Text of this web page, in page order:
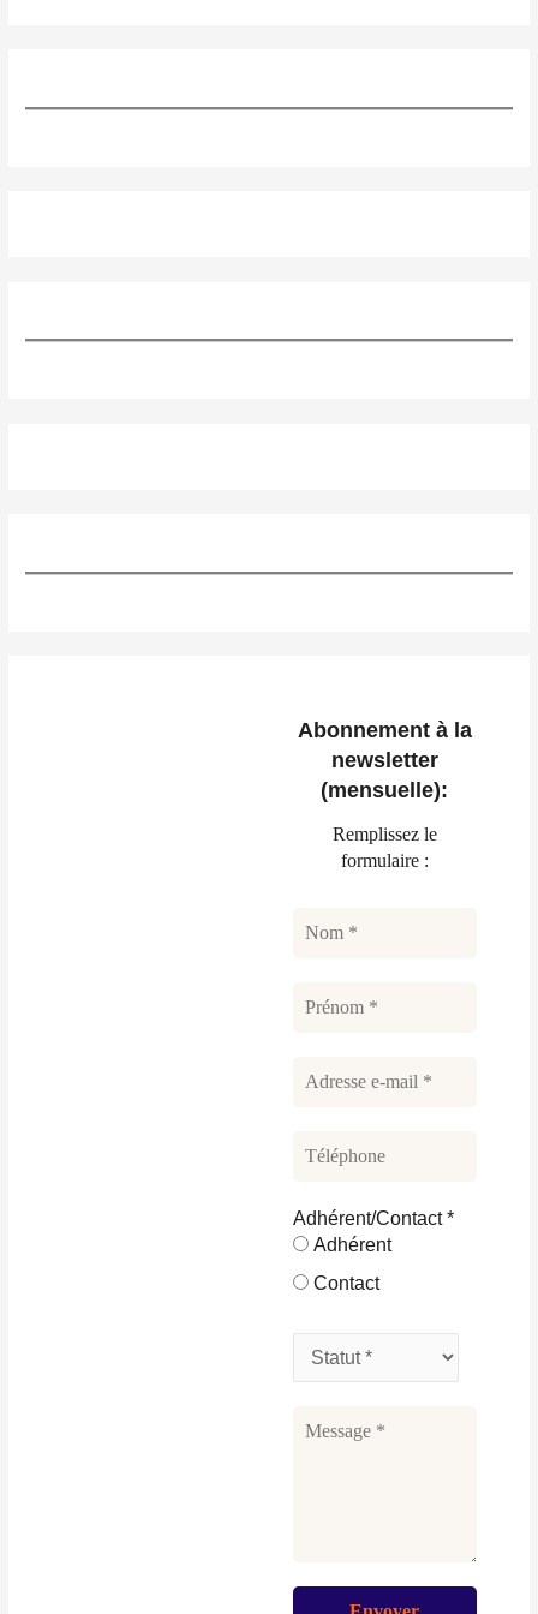
Abonnement à la
newsletter
(mensuelle):
Remplissez le
formulaire :
Adhérent/Contact*
Adhérent
Contact